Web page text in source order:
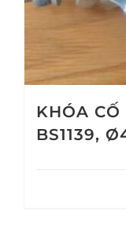
KHÓA
BS1139,